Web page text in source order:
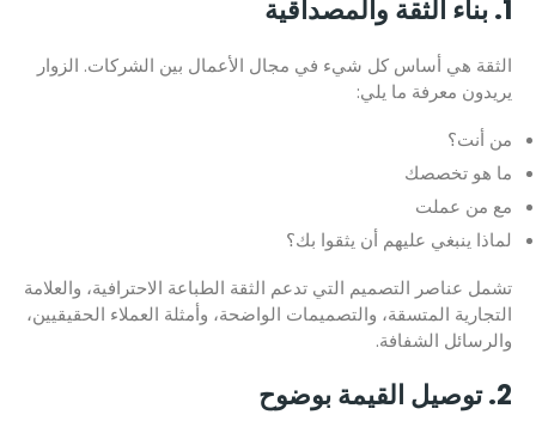
1. بناء الثقة والمصداقية
الثقة هي أساس كل شيء في مجال الأعمال بين الشركات. الزوار
يريدون معرفة ما يلي:
من أنت؟
ما هو تخصصك
مع من عملت
لماذا ينبغي عليهم أن يثقوا بك؟
تشمل عناصر التصميم التي تدعم الثقة الطباعة الاحترافية، والعلامة
التجارية المتسقة، والتصميمات الواضحة، وأمثلة العملاء الحقيقيين،
والرسائل الشفافة.
2. توصيل القيمة بوضوح